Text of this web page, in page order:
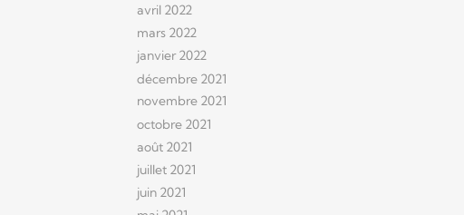
avril 2022
mars 2022
janvier 2022
décembre 2021
novembre 2021
octobre 2021
août 2021
juillet 2021
juin 2021